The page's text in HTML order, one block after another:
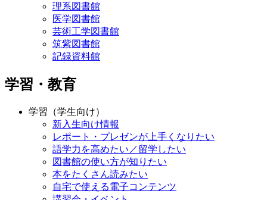
理系図書館
医学図書館
芸術工学図書館
筑紫図書館
記録資料館
学習・教育
学習（学生向け）
新入生向け情報
レポート・プレゼンが上手くなりたい
語学力を高めたい／留学したい
図書館の使い方が知りたい
本をたくさん読みたい
自宅で使える電子コンテンツ